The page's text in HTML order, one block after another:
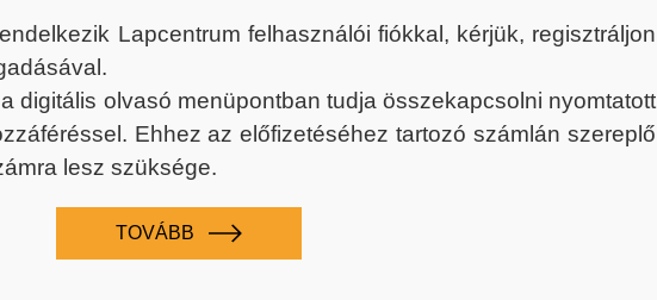
Lapcentrum felhasználói fiókkal, kérjük, regisztráljon
digitális olvasó menüpontban tudja összekapcsolni nyomtatott
Ehhez az előfizetéséhez tartozó számlán szereplő
lesz szüksége.
TOVÁBB